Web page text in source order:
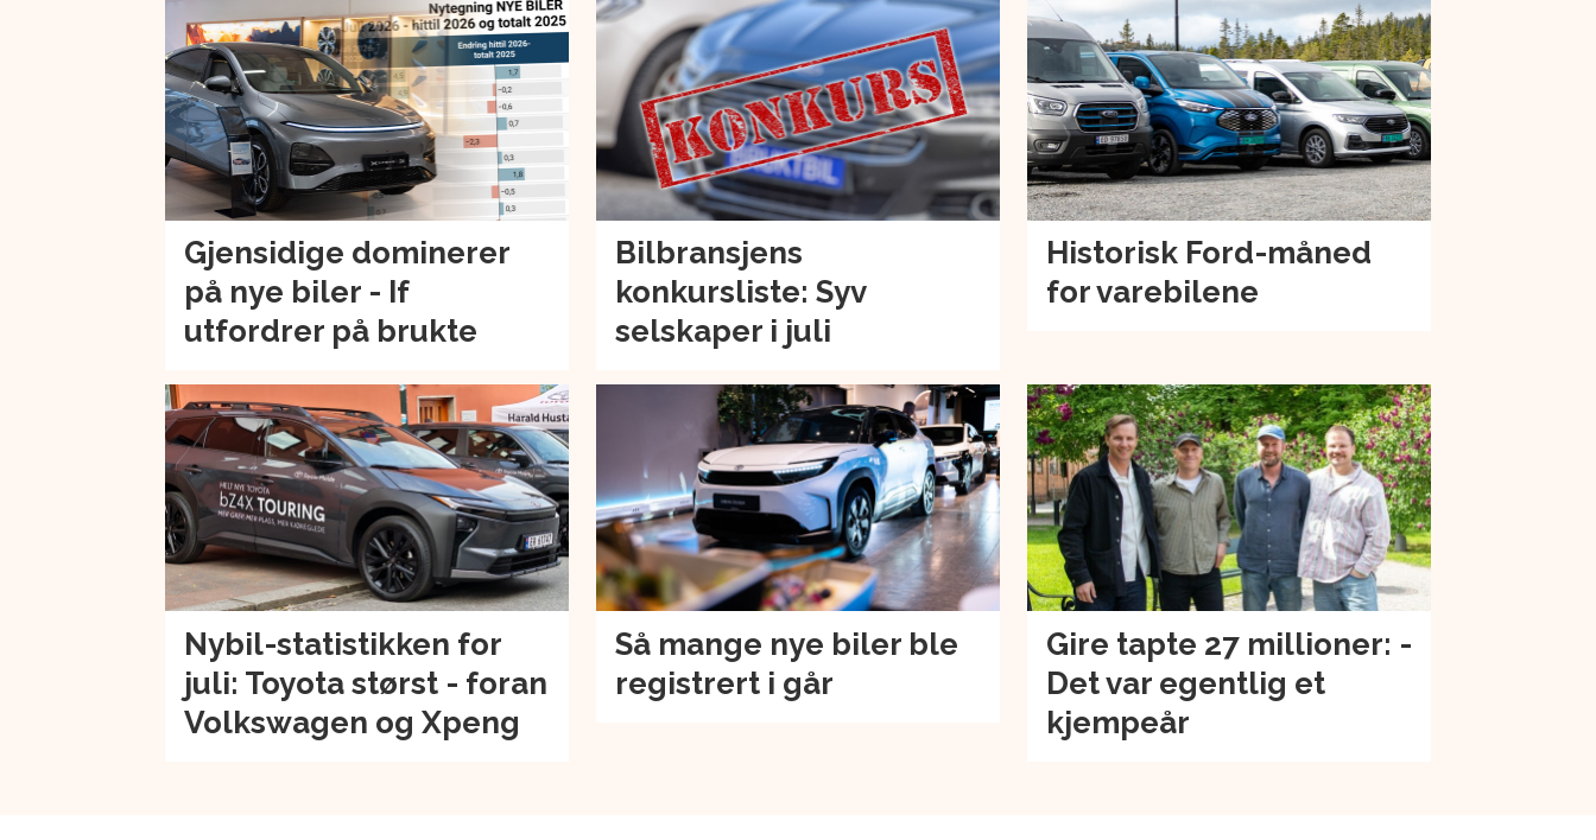
Gjensidige dominerer
på nye biler - If
utfordrer på brukte
Bilbransjens
konkursliste: Syv
selskaper i juli
Historisk Ford-måned
for varebilene
Nybil-statistikken for
juli: Toyota størst - foran
Volkswagen og Xpeng
Så mange nye biler ble
registrert i går
Gire tapte 27 millioner: -
Det var egentlig et
kjempeår